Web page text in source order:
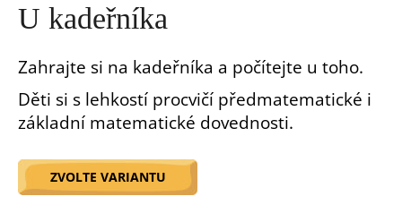
U kadeřníka
Zahrajte si na kadeřníka a počítejte u toho.
Děti si s lehkostí procvičí předmatematické i
základní matematické dovednosti.
ZVOLTE VARIANTU
HLEDAT
o
p